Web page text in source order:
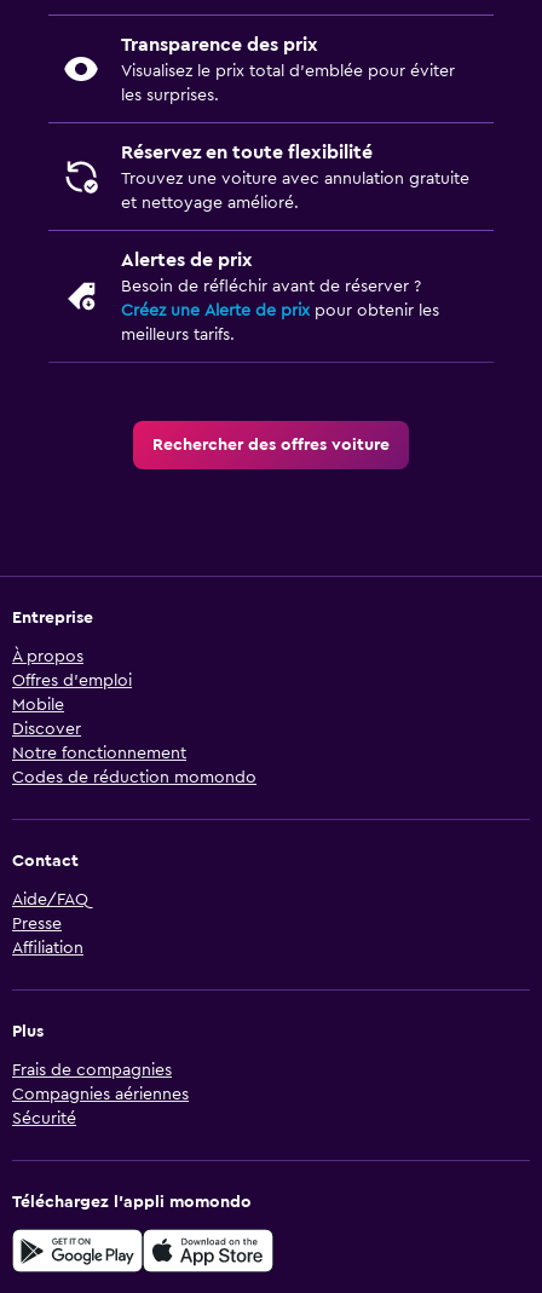
Transparence des prix
Visualisez le prix total d’emblée pour éviter
les surprises.
Réservez en toute flexibilité
Trouvez une voiture avec annulation gratuite
et nettoyage amélioré.
Alertes de prix
Besoin de réfléchir avant de réserver ?
Créez une Alerte de prixpour obtenir les
meilleurs tarifs.
Rechercher des offres voiture
Entreprise
À propos
Offres d’emploi
Mobile
Discover
Notre fonctionnement
Codes de réduction momondo
Contact
Aide/FAQ
Presse
Affiliation
Plus
Frais de compagnies
Compagnies aériennes
Sécurité
Téléchargez l’appli momondo